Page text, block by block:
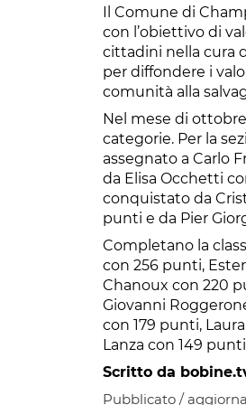
Il Comune di
con l’obiettivo di
cittadini nella cura
per diffondere i
comunità alla
Nel mese di
categorie. Per la
assegnato a Carlo
da Elisa Occhetti
conquistato da
punti e da Pier
Completano la
con 256 punti,
Chanoux con 220
Giovanni
con 179 punti,
Lanza con 149
Scritto da
Pubblicato /